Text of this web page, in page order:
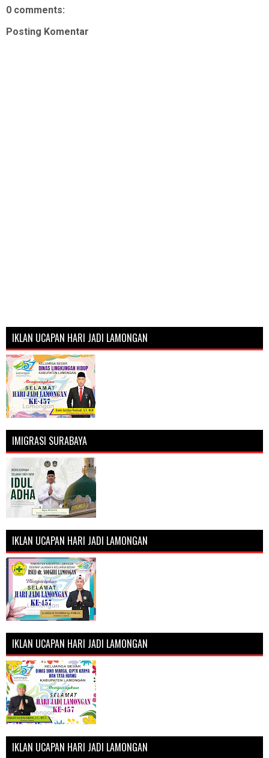
0 comments:
Posting Komentar
IKLAN UCAPAN HARI JADI LAMONGAN
IMIGRASI SURABAYA
IKLAN UCAPAN HARI JADI LAMONGAN
IKLAN UCAPAN HARI JADI LAMONGAN
IKLAN UCAPAN HARI JADI LAMONGAN